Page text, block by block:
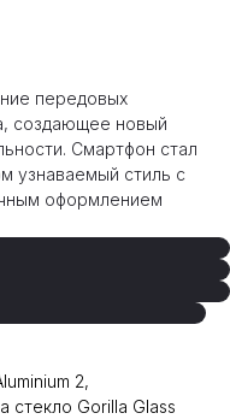
передовых
создающее новый
Смартфон стал
узнаваемый стиль с
оформлением
2,
стекло Gorilla Glass